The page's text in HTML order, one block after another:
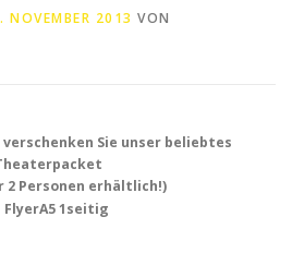
NOVEMBER 2013 VON
Sie unser beliebtes
2 Personen erhältlich!)